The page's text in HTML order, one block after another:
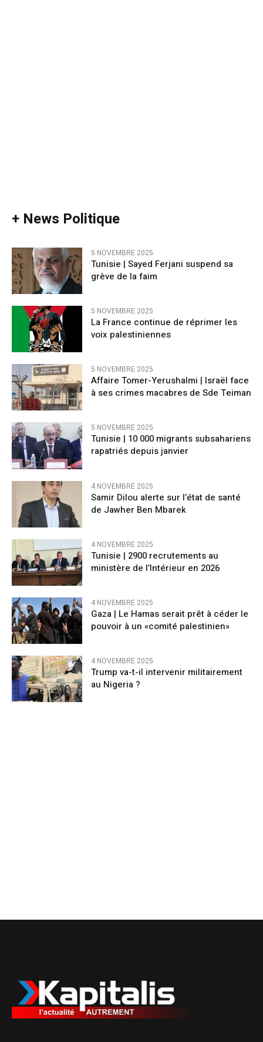
+ News Politique
5 NOVEMBRE 2025
Tunisie | Sayed Ferjani suspend sa
grève de la faim
5 NOVEMBRE 2025
La France continue de réprimer les
voix palestiniennes
5 NOVEMBRE 2025
Affaire Tomer-Yerushalmi | Israël face
à ses crimes macabres de Sde Teiman
5 NOVEMBRE 2025
Tunisie | 10 000 migrants subsahariens
rapatriés depuis janvier
4 NOVEMBRE 2025
Samir Dilou alerte sur l’état de santé
de Jawher Ben Mbarek
4 NOVEMBRE 2025
Tunisie | 2900 recrutements au
ministère de l’Intérieur en 2026
4 NOVEMBRE 2025
Gaza | Le Hamas serait prêt à céder le
pouvoir à un «comité palestinien»
4 NOVEMBRE 2025
Trump va-t-il intervenir militairement
au Nigeria ?